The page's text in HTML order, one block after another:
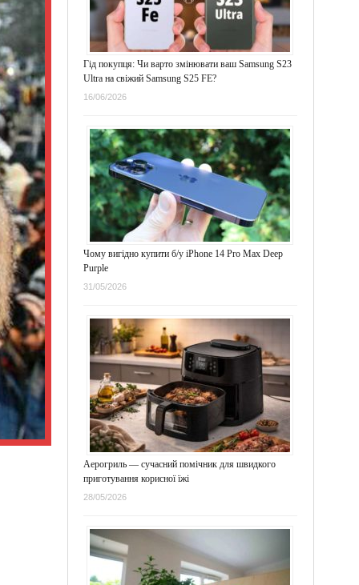
Гід покупця: Чи варто змінювати ваш Samsung S23
Ultra на свіжий Samsung S25 FE?
16/06/2026
Чому вигідно купити б/у iPhone 14 Pro Max Deep
Purple
31/05/2026
Аерогриль — сучасний помічник для швидкого
приготування корисної їжі
28/05/2026